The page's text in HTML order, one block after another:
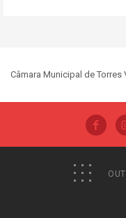
Câmara Municipal de Torres